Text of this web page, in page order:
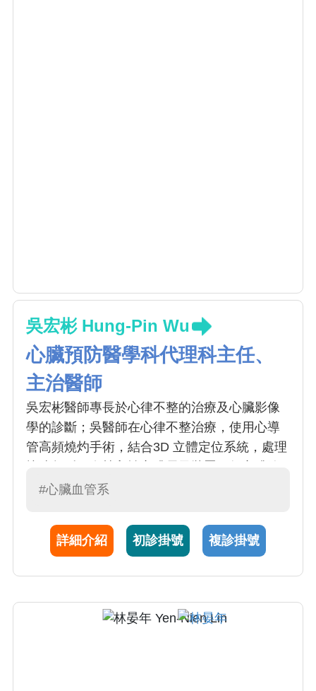
吳宏彬 Hung-Pin Wu
心臟預防醫學科代理科主任、
主治醫師
吳宏彬醫師專長於心律不整的治療及心臟影像
學的診斷；吳醫師在心律不整治療，使用心導
管高頻燒灼手術，結合3D 立體定位系統，處理
律器、自動去顫器以及雙心室同步調律器也有
除一般心臟病診斷外，也常藉助壓力性超音波
早期診斷冠心病或困難性瓣膜疾病等等。
#心臟血管系
詳細介紹 初診掛號 複診掛號